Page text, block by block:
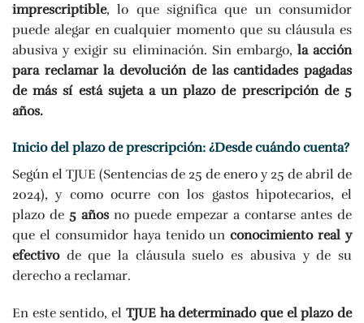
imprescriptible, lo que significa que un consumidor
puede alegar en cualquier momento que su cláusula es
abusiva y exigir su eliminación. Sin embargo, la acción
para reclamar la devolución de las cantidades pagadas
de más sí está sujeta a un plazo de prescripción de 5
años.
Inicio del plazo de prescripción: ¿Desde cuándo cuenta?
Según el TJUE (Sentencias de 25 de enero y 25 de abril de
2024), y como ocurre con los gastos hipotecarios, el
plazo de 5 años no puede empezar a contarse antes de
que el consumidor haya tenido unconocimiento real y
efectivode que la cláusula suelo es abusiva y de su
derecho a reclamar.
En este sentido, el TJUE ha determinado que el plazo de